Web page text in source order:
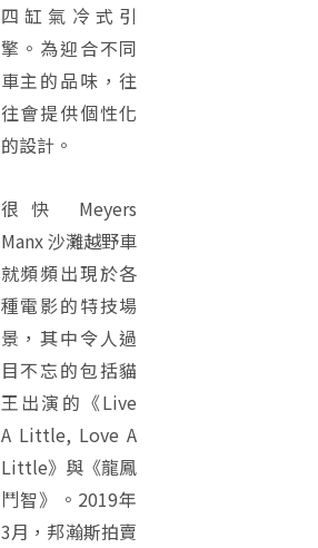
四缸氣冷式引
擎。為迎合不同
車主的品味，往
往會提供個性化
的設計。
很快 Meyers
Manx 沙灘越野車
就頻頻出現於各
種電影的特技場
景，其中令人過
目不忘的包括貓
王出演的《Live
A Little, Love A
Little》與《龍鳳
鬥智》。 2019年
3月，邦瀚斯拍賣